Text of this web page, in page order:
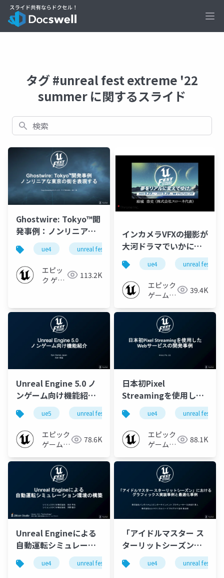
タグ #unreal fest extreme '22
summer に関するスライド
検索
Ghostwire: Tokyo™開
発事例：ノンリニアな
東京の街を表現する
【UNREAL FEST
EXTREME '22
SUMMER】
ue4 unreal fest extreme '22 summer unreal fest
エピッ
ク ゲー
113.2K
インカメラVFXの撮影が
大河ドラマでいかに実
現したか?そして今後の
この技術の可能性はい
かに?【UNREAL FEST
EXTREME '22
SUMMER】
ue4 unreal fest
エピック
ゲームズ
39.4K
Unreal Engine 5.0 ノ
ンゲーム向け機能紹介
【UNREAL FEST
EXTREME '22
SUMMER】
ue5 unreal fest extreme '22 summer unreal fest
エピック
ゲームズ
78.6K
日本初Pixel
Streamingを使用した
webサービスの開発事
例【UNREAL FEST
EXTREME '22
SUMMER】
ue4 unreal fest
エピック
ゲームズ
88.1K
Unreal Engineによる
自動運転シミュレーシ
ョン環境の構築
【UNREAL FEST
ue4 unreal fest extreme '22 summer unreal fest
「アイドルマスター ス
ターリットシーズン」
におけるグラフィック
ス実装事例と最適化事
ue4 unreal fest